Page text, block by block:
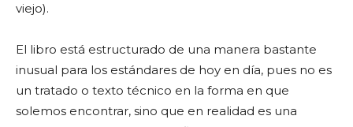
viejo).
El libro está estructurado de una manera bastante
inusual para los estándares de hoy en día, pues no es
un tratado o texto técnico en la forma en que
solemos encontrar, sino que en realidad es una